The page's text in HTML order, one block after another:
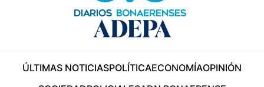
ÚLTIMAS NOTICIASPOLÍTICAECONOMÍAOPINIÓN